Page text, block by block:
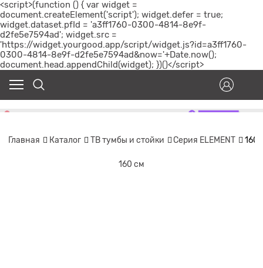
<script>(function () { var widget =
document.createElement('script'); widget.defer = true;
widget.dataset.pfId = 'a3ff1760-0300-4814-8e9f-
d2fe5e7594ad'; widget.src =
'https://widget.yourgood.app/script/widget.js?id=a3ff1760-
0300-4814-8e9f-d2fe5e7594ad&now='+Date.now();
document.head.appendChild(widget); })()</script>
Главная Каталог ТВ тумбы и стойки Серия ELEMENT 160
160 см